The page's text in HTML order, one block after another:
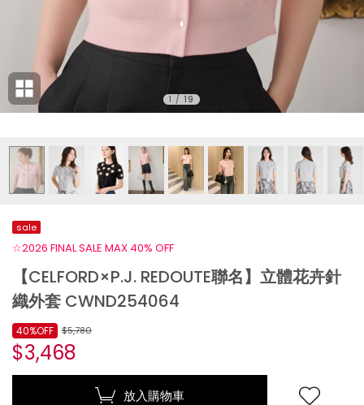
1 / 19
sale
☆2026 FINAL SALE MAX 40% OFF
【CELFORD×P.J. REDOUTE聯名】立體花卉針
織外套 CWND254064
$5,780
$3,468
40%OFF
放入購物車